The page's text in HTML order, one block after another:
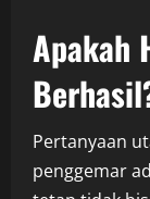
Apakah
Pertanyaan
penggemar